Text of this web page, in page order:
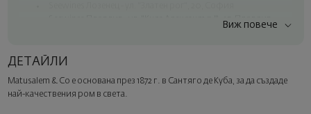
Seewines Пловдив - ул. "Княз Александър I", 45, Пловдив
Куриер на Seewines до адрес в рамките на град София
Изненадайте със стил
Виж повече
ДЕТАЙЛИ
Matusalem & Co е основана през 1872 г. в Сантяго де Куба, за да създаде
най-качествения ром в света.